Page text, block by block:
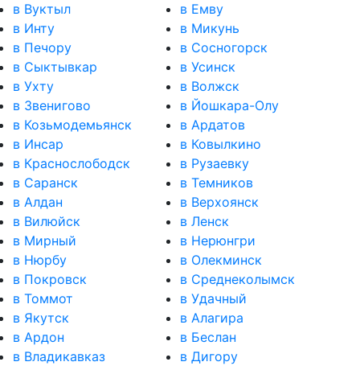
в Вуктыл
в Емву
в Инту
в Микунь
в Печору
в Сосногорск
в Сыктывкар
в Усинск
в Ухту
в Волжск
в Звенигово
в Йошкара-Олу
в Козьмодемьянск
в Ардатов
в Инсар
в Ковылкино
в Краснослободск
в Рузаевку
в Саранск
в Темников
в Алдан
в Верхоянск
в Вилюйск
в Ленск
в Мирный
в Нерюнгри
в Нюрбу
в Олекминск
в Покровск
в Среднеколымск
в Томмот
в Удачный
в Якутск
в Алагира
в Ардон
в Беслан
в Владикавказ
в Дигору